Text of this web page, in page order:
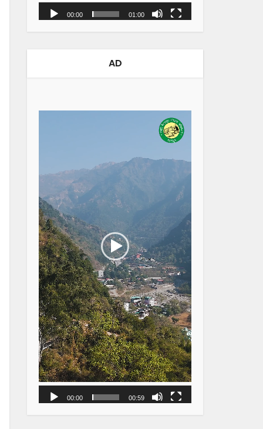
00:00 01:00
AD
00:00 00:59